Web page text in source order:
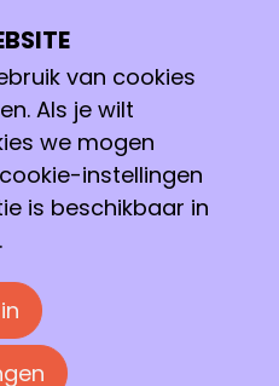
de Gouden Vlam het
Heithuis
het kader van de
richting
ROC Noorderpoort te
bij HLB, Research and
voor de Gouden Vlam
afgestudeerd.
stagebegeleidster,
van cookies
Als je wilt
we mogen
instellingen
is beschikbaar in
.